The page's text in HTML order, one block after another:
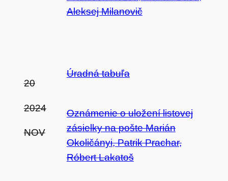
Aleksej Milanovič
20
2024
NOV
Úradná tabuľa
Oznámenie o uložení listovej
zásielky na pošte Marián
Okoličányi, Patrik Prachar,
Róbert Lakatoš